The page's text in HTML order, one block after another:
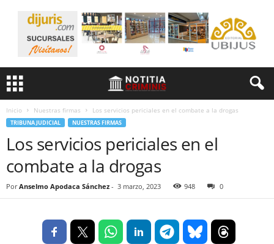
Inicio Nuestras firmas Los servicios periciales en el combate a la drogas
TRIBUNA JUDICIAL NUESTRAS FIRMAS
Los servicios periciales en el
combate a la drogas
Por Anselmo Apodaca Sánchez - 3 marzo, 2023 948 0